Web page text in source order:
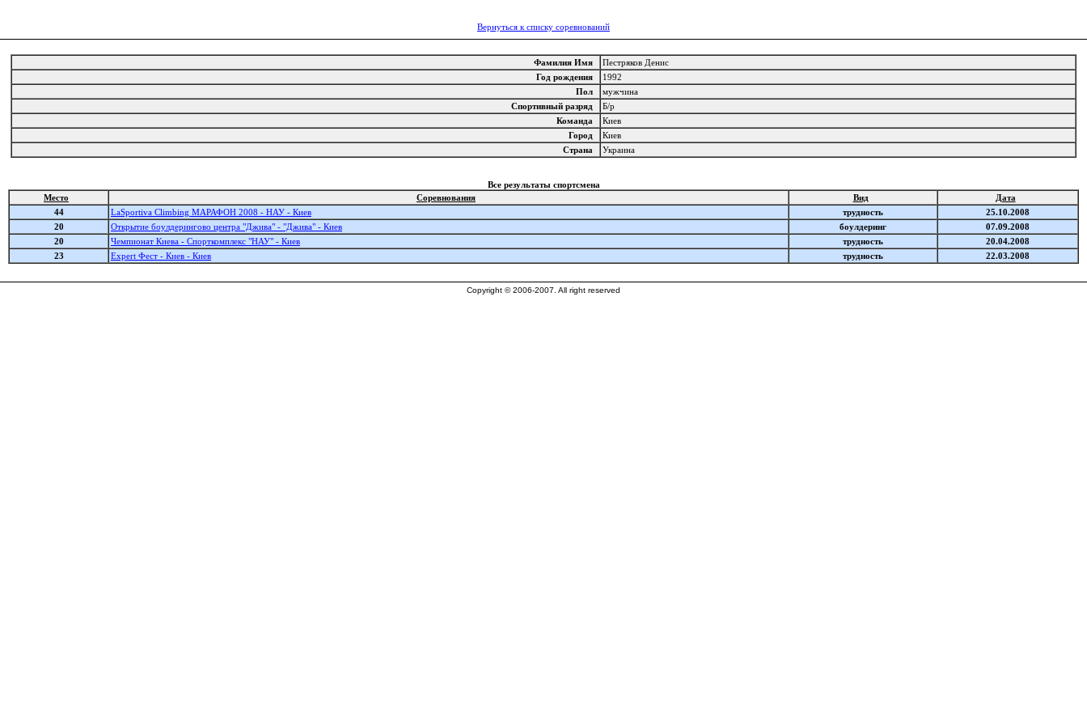
Вернуться к списку соревнований
Фамилия Имя
Пестряков Денис
Год рождения
1992
Пол
мужчина
Спортивный разряд
Б/р
Команда
Киев
Город
Киев
Страна
Украина
Все результаты спортсмена
Место
Соревнования Вид
Дата
44
LaSportiva Climbing МАРАФОН 2008 - НАУ - Киев трудность
25.10.2008
20
Открытие боулдерингово центра "Джива" - "Джива" - Киев боулдеринг
07.09.2008
20
Чемпионат Киева - Спорткомплекс "НАУ" - Киев трудность
20.04.2008
23
Expert Фест - Киев - Киев трудность 22.03.2008
Copyright © 2006-2007. All right reserved